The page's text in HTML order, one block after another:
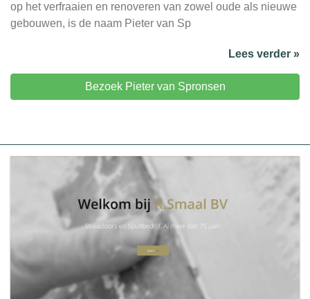
op het verfraaien en renoveren van zowel oude als nieuwe
gebouwen, is de naam Pieter van Sp
Lees verder »
Bezoek Pieter van Spronsen